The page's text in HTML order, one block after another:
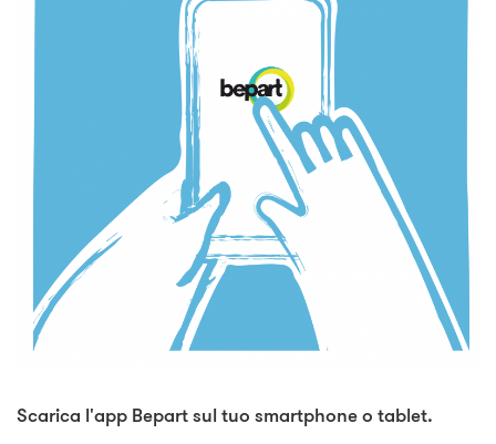
Scarica l'app Bepart sul tuo smartphone o tablet.